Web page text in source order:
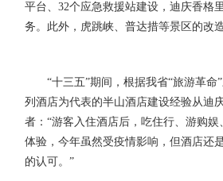
平台、32个应急救援站建设，迪庆香格
务。此外，虎跳峡、普达措等景区的改
“十三五”期间，根据我省“旅游革
列酒店为代表的半山酒店建设经验从迪
者：“游客入住酒店后，吃住行、游购
体验，今年虽然受疫情影响，但酒店还
的认可。”